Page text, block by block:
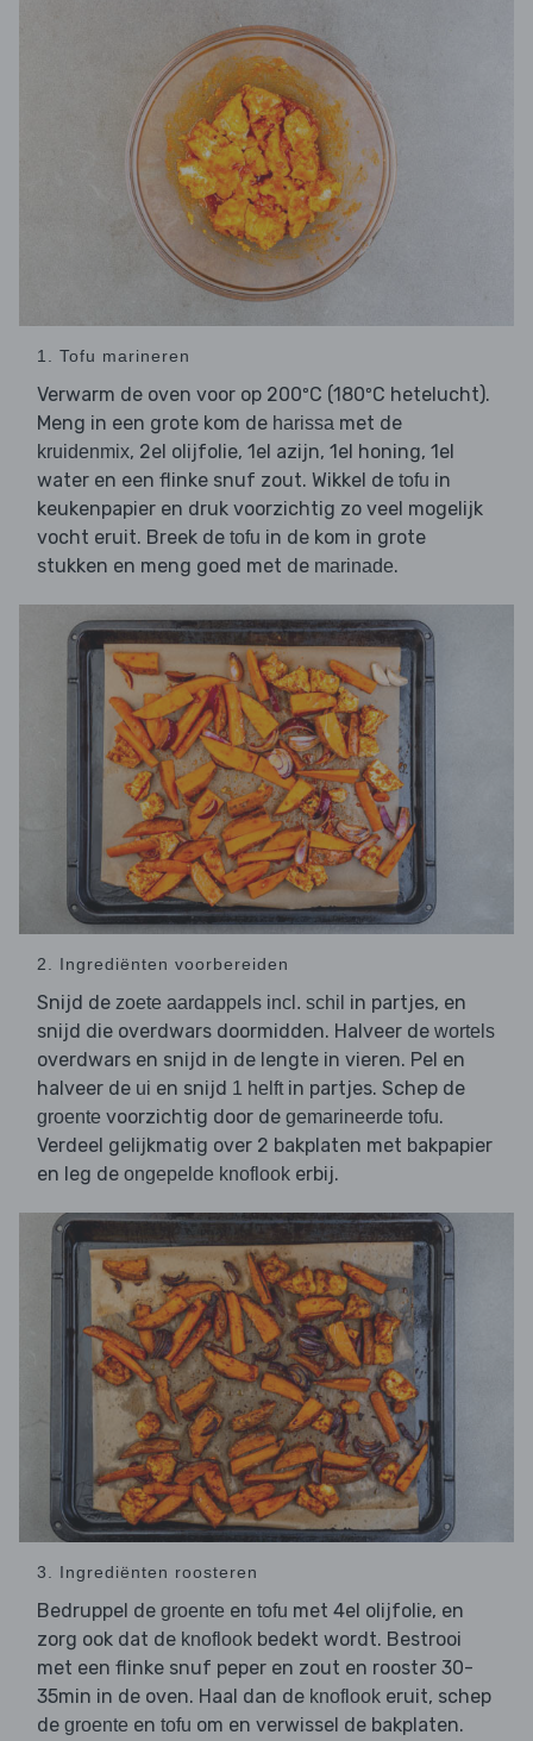
1. Tofu marineren
Verwarm de oven voor op 200ºC (180ºC hetelucht).
Meng in een grote kom de harissa met de
kruidenmix, 2el olijfolie, 1el azijn, 1el honing, 1el
water en een flinke snuf zout. Wikkel de tofu in
keukenpapier en druk voorzichtig zo veel mogelijk
vocht eruit. Breek de tofu in de kom in grote
stukken en meng goed met de marinade.
2. Ingrediënten voorbereiden
Snijd de zoete aardappels incl. schil in partjes, en
snijd die overdwars doormidden. Halveer de wortels
overdwars en snijd in de lengte in vieren. Pel en
halveer de ui en snijd 1 helftin partjes. Schep de
groente voorzichtig door de gemarineerde tofu.
Verdeel gelijkmatig over 2 bakplaten met bakpapier
en leg de ongepelde knoflook erbij.
3. Ingrediënten roosteren
Bedruppel de groente en tofu met 4el olijfolie, en
zorg ook dat de knoflook bedekt wordt. Bestrooi
met een flinke snuf peper en zout en rooster 30-
35min in de oven. Haal dan de knoflook eruit, schep
de groente en tofu om en verwissel de bakplaten.